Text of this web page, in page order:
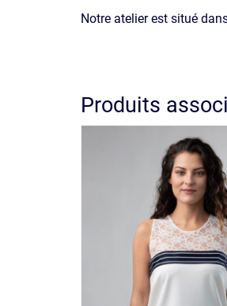
Notre atelier est situé
Produits